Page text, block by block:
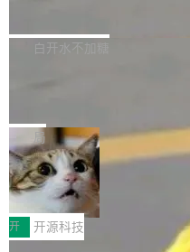
高质量游戏...
式2.0，可根据不同使用场景释
过 1528 名开发者，85% 说 AI
数据库，有一个图形后端。作
布，具体更新内容包括：
支持 --security superflag（
=...），与 Alpha 版本的格式一
管理 HTTP 端点进行授权。
<span><strong>警告：</
的 admin ...
白开水不加糖
块钱的玩意儿——一根小竹签
系着涂了松香的线。甩起来，
——哇”的蝉鸣声。实物越来越
把它做成了 Web 玩具，放在
c 上，并在 GitHub 开源。 玩
幕画圈，或者直接甩手机。页
局
30倍效率升级：解锁医学影
价值化的真实路径
完成一例腹部CT影像标注，
20个小时。他必须在数百张连
笔勾画边界，一层一层识别肌
开 开源科技